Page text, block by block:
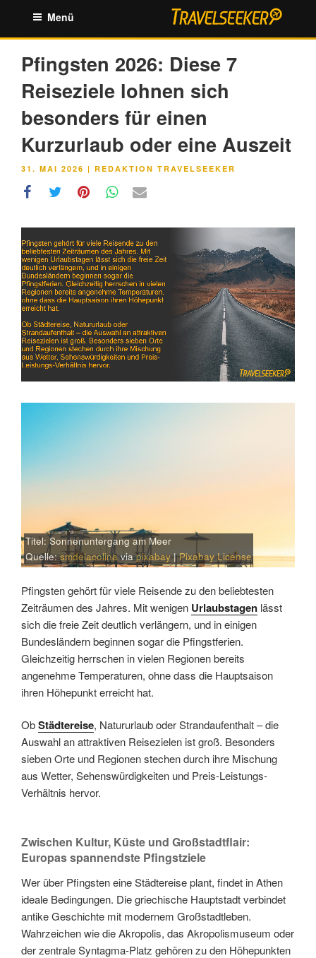
springen
Menü
Pfingsten 2026: Diese 7
Reiseziele lohnen sich
besonders für einen
Kurzurlaub oder eine Auszeit
VERÖFFENTLICHT
31. MAI 2026 | REDAKTION TRAVELSEEKER
Link Embed
Titel: Sonnenuntergang am Meer
Quelle:smdelacolinaviapixabay|Pixabay License
Pfingsten gehört für viele Reisende zu den beliebtesten
Zeiträumen des Jahres. Mit wenigen Urlaubstagen lässt
sich die freie Zeit deutlich verlängern, und in einigen
Bundesländern beginnen sogar die Pfingstferien.
Gleichzeitig herrschen in vielen Regionen bereits
angenehme Temperaturen, ohne dass die Hauptsaison
ihren Höhepunkt erreicht hat.
ObStädtereise, Natururlaub oder Strandaufenthalt – die
Auswahl an attraktiven Reisezielen ist groß. Besonders
sieben Orte und Regionen stechen durch ihre Mischung
aus Wetter, Sehenswürdigkeiten und Preis-Leistungs-
Verhältnis hervor.
Zwischen Kultur, Küste und Großstadtflair:
Europas spannendste Pfingstziele
Wer über Pfingsten eine Städtereise plant, findet in Athen
ideale Bedingungen. Die griechische Hauptstadt verbindet
antike Geschichte mit modernem Großstadtleben.
Wahrzeichen wie die Akropolis, das Akropolismuseum oder
der zentrale Syntagma-Platz gehören zu den Höhepunkten